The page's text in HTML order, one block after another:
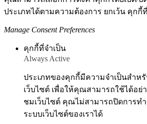
ประเภทได้ตามความต้องการ ยกเว้น คุกกี้
Manage Consent Preferences
คุกกี้ที่จำเป็น
Always Active
ประเภทของคุกกี้มีความจำเป็นสำห
เว็บไซต์ เพื่อให้คุณสามารถใช้ได้อย่
ชมเว็บไซต์ คุณไม่สามารถปิดการท
ระบบเว็บไซต์ของเราได้